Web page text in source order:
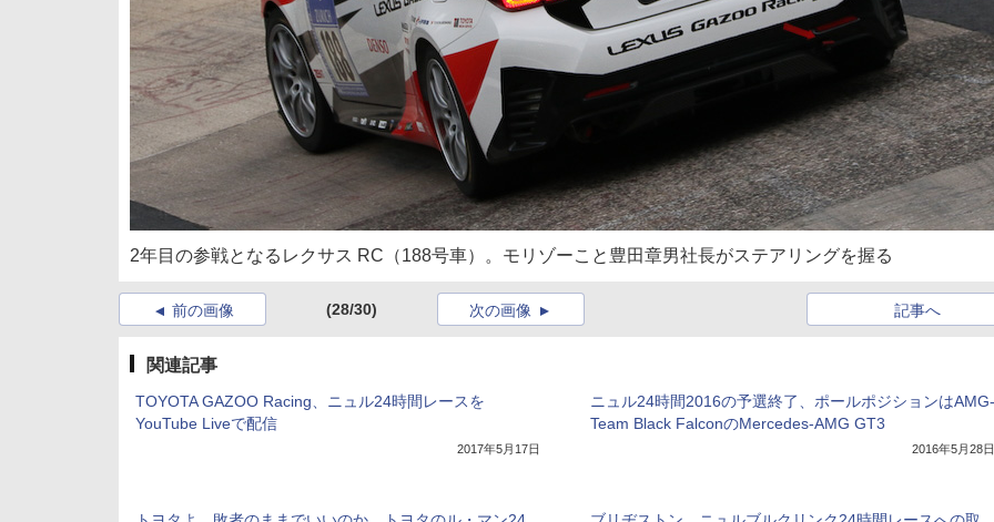
2年目の参戦となるレクサス RC（188号車）。モリゾーこと豊田章男社長がステアリングを握る
前の画像 (28/30) 記事へ
次の画像
関連記事
TOYOTA GAZOO Racing、ニュル24時間レースを
YouTube Liveで配信
2017年5月17日
ニュル24時間2016の予選終了、ポールポジションはAMG-
Team Black FalconのMercedes-AMG GT3
2016年5月28日